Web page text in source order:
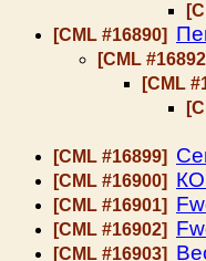
[CML #16890]
[CML
[CML
[CML #16899]
[CML #16900]
[CML #16901]
[CML #16902]
[CML #16903]